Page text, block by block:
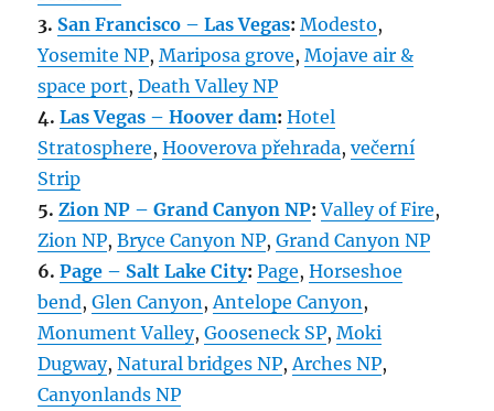
3. San Francisco – Las Vegas: Modesto,
Yosemite NP,Mariposa grove,Mojave air &
space port,Death Valley NP
4.Las Vegas – Hoover dam: Hotel
Stratosphere,Hooverova přehrada,večerní
Strip
5.Zion NP – Grand Canyon NP: Valley of Fire,
Zion NP,Bryce Canyon NP,Grand Canyon NP
6.Page – Salt Lake City: Page,Horseshoe
bend,Glen Canyon , Antelope Canyon ,
Monument Valley,Gooseneck SP,Moki
Dugway,Natural bridges NP, Arches NP,
Canyonlands NP